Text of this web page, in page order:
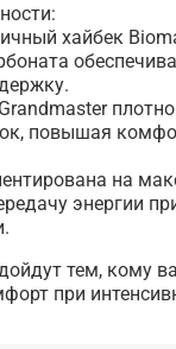
хайбек
повышая
на
энергии
тем, кому
при